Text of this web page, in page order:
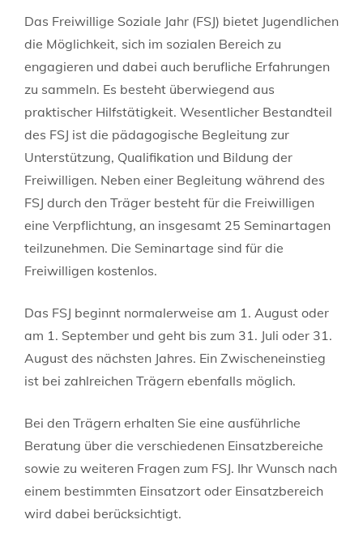
Das Freiwillige Soziale Jahr (FSJ) bietet Jugendlichen
die Möglichkeit, sich im sozialen Bereich zu
engagieren und dabei auch berufliche Erfahrungen
zu sammeln. Es besteht überwiegend aus
praktischer Hilfstätigkeit. Wesentlicher Bestandteil
des FSJ ist die pädagogische Begleitung zur
Unterstützung, Qualifikation und Bildung der
Freiwilligen. Neben einer Begleitung während des
FSJ durch den Träger besteht für die Freiwilligen
eine Verpflichtung, an insgesamt 25 Seminartagen
teilzunehmen. Die Seminartage sind für die
Freiwilligen kostenlos.
Das FSJ beginnt normalerweise am 1. August oder
am 1. September und geht bis zum 31. Juli oder 31.
August des nächsten Jahres. Ein Zwischeneinstieg
ist bei zahlreichen Trägern ebenfalls möglich.
Bei den Trägern erhalten Sie eine ausführliche
Beratung über die verschiedenen Einsatzbereiche
sowie zu weiteren Fragen zum FSJ. Ihr Wunsch nach
einem bestimmten Einsatzort oder Einsatzbereich
wird dabei berücksichtigt.